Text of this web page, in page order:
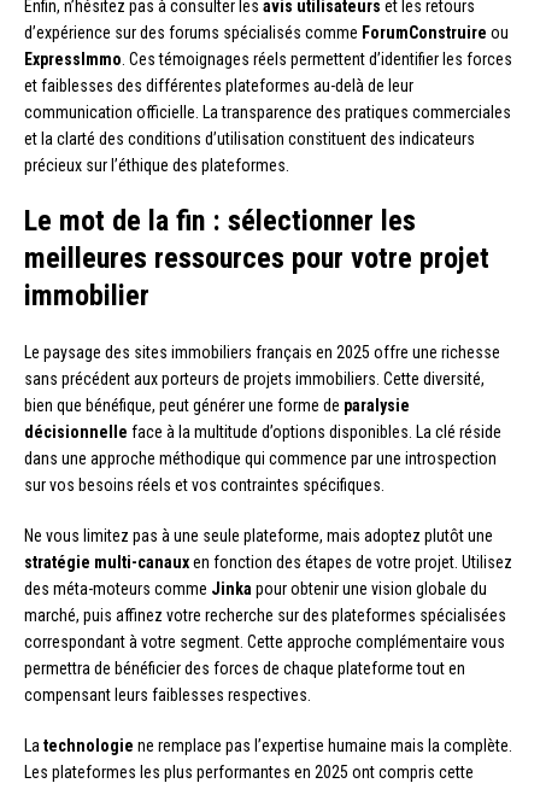
Enfin, n’hésitez pas à consulter les avis utilisateurs et les retours
d’expérience sur des forums spécialisés comme ForumConstruire ou
ExpressImmo . Ces témoignages réels permettent d’identifier les forces
et faiblesses des différentes plateformes au-delà de leur
communication officielle. La transparence des pratiques commerciales
et la clarté des conditions d’utilisation constituent des indicateurs
précieux sur l’éthique des plateformes.
Le mot de la fin : sélectionner les
meilleures ressources pour votre projet
immobilier
Le paysage des sites immobiliers français en 2025 offre une richesse
sans précédent aux porteurs de projets immobiliers. Cette diversité,
bien que bénéfique, peut générer une forme de paralysie
décisionnelle face à la multitude d’options disponibles. La clé réside
dans une approche méthodique qui commence par une introspection
sur vos besoins réels et vos contraintes spécifiques.
Ne vous limitez pas à une seule plateforme, mais adoptez plutôt une
stratégie multi-canauxen fonction des étapes de votre projet. Utilisez
des méta-moteurs comme Jinka pour obtenir une vision globale du
marché, puis affinez votre recherche sur des plateformes spécialisées
correspondant à votre segment. Cette approche complémentaire vous
permettra de bénéficier des forces de chaque plateforme tout en
compensant leurs faiblesses respectives.
La technologie ne remplace pas l’expertise humaine mais la complète.
Les plateformes les plus performantes en 2025 ont compris cette